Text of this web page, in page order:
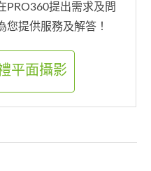
PRO360提出需求及問
您提供服務及解答！
平面攝影